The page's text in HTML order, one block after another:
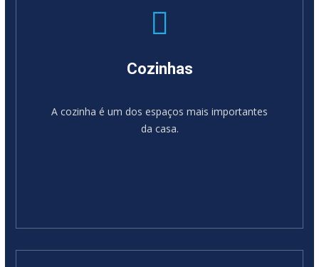
Cozinhas
A cozinha é um dos espaços mais importantes
da casa.
SABER MAIS